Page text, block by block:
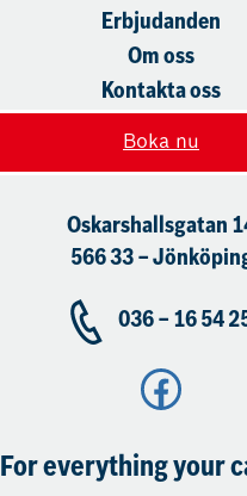
Erbjudanden
Om oss
Kontakta oss
Boka nu
Oskarshallsgatan
566 33 –
036 – 16 54
Facebook
For everything your